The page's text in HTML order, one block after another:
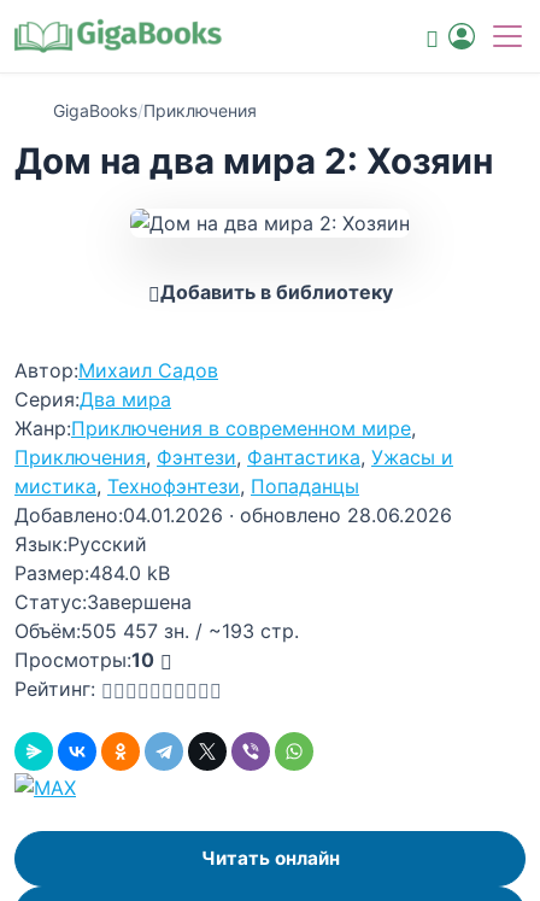
GigaBooks/Приключения
Дом на два мира 2: Хозяин
Добавить в библиотеку
Автор:Михаил Садов
Серия:Два мира
Жанр:Приключения в современном мире,
Приключения, Фэнтези, Фантастика, Ужасы и
мистика, Технофэнтези, Попаданцы
Добавлено:04.01.2026 · обновлено 28.06.2026
Язык:Русский
Размер:484.0 kB
Статус:Завершена
Объём:505 457 зн. / ~193 стр.
Просмотры:10
Рейтинг:
Читать онлайн